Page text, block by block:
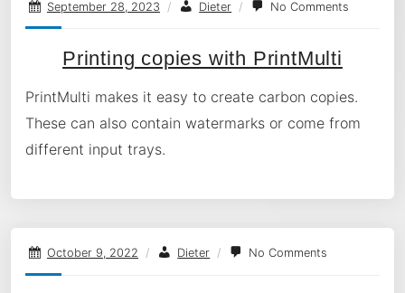
September 28, 2023 / Dieter / No Comments
Printing copies with PrintMulti
PrintMulti makes it easy to create carbon copies.
These can also contain watermarks or come from
different input trays.
October 9, 2022 / Dieter / No Comments